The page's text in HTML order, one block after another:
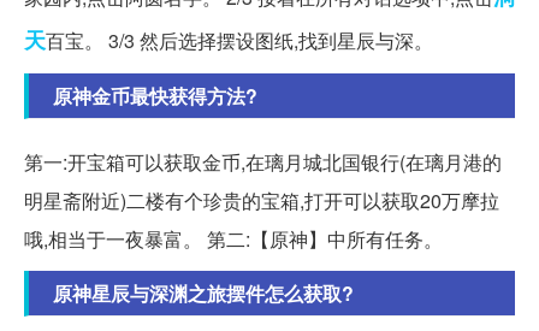
天百宝。 3/3 然后选择摆设图纸,找到星辰与深。
原神金币最快获得方法?
第一:开宝箱可以获取金币,在璃月城北国银行(在璃月港的
明星斋附近)二楼有个珍贵的宝箱,打开可以获取20万摩拉
哦,相当于一夜暴富。 第二:【原神】中所有任务。
原神星辰与深渊之旅摆件怎么获取?